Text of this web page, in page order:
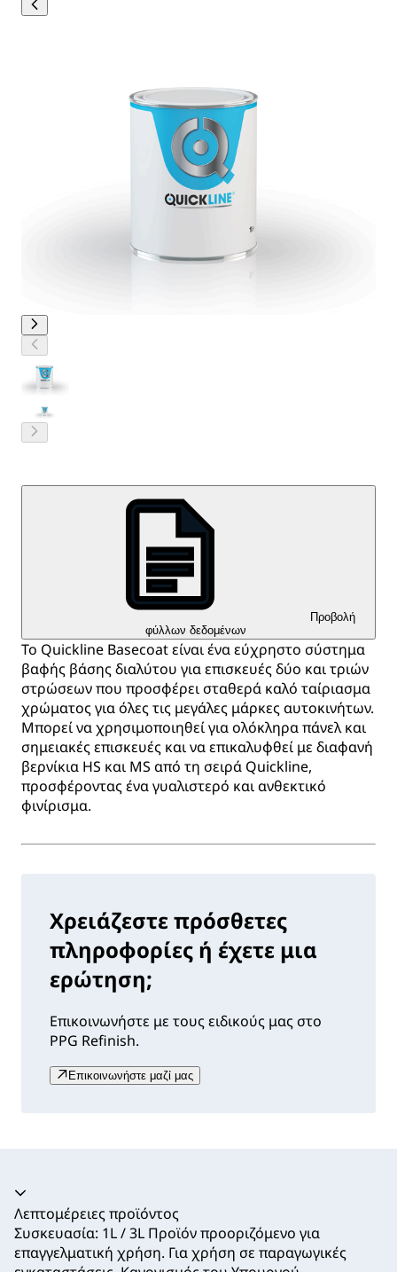
Προβολή
φύλλων δεδομένων
Το Quickline Basecoat είναι ένα εύχρηστο σύστημα
βαφής βάσης διαλύτου για επισκευές δύο και τριών
στρώσεων που προσφέρει σταθερά καλό ταίριασμα
χρώματος για όλες τις μεγάλες μάρκες αυτοκινήτων.
Μπορεί να χρησιμοποιηθεί για ολόκληρα πάνελ και
σημειακές επισκευές και να επικαλυφθεί με διαφανή
βερνίκια HS και MS από τη σειρά Quickline,
προσφέροντας ένα γυαλιστερό και ανθεκτικό
φινίρισμα.
Χρειάζεστε πρόσθετες
πληροφορίες ή έχετε μια
ερώτηση;
Επικοινωνήστε με τους ειδικούς μας στο
PPG Refinish.
Επικοινωνήστε μαζί μας
Ακορντεόν καταρρεύσει
Λεπτομέρειες προϊόντος
Συσκευασία: 1L / 3L Προϊόν προοριζόμενο για
επαγγελματική χρήση. Για χρήση σε παραγωγικές